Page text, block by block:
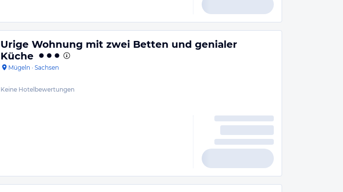
Urige Wohnung mit zwei Betten und genialer
Küche
Mügeln · Sachsen
Keine Hotelbewertungen